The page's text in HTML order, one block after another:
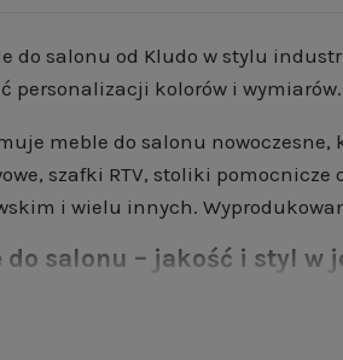
do salonu od Kludo w stylu
personalizacji kolorów i
meble do salonu
szafki RTV, stoliki
i wielu innych.
do salonu – jakość i styl w
meble do salonu to propozycja
modele, które są